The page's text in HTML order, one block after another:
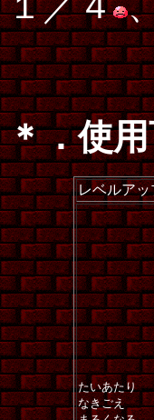
＊．使
レベルアッ
たいあたり
なきごえ